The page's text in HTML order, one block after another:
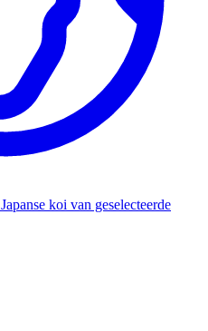
Japanse koi van geselecteerde